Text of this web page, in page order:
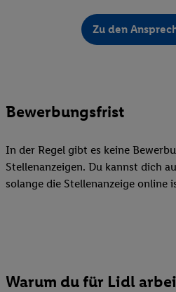
Zu den
Bewerbungsfrist
In der Regel gibt es keine
Stellenanzeigen. Du kannst dich
solange die Stellenanzeige online
Warum du für Lidl